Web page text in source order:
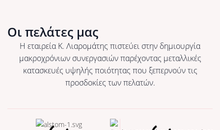
κόσμου.
Μάθετε περισσότερα
Οι πελάτες μας
Η εταιρεία Κ. Λιαρομάτης πιστεύει στην δημιουργία
μακροχρόνιων συνεργασιών παρέχοντας μεταλλικές
κατασκευές υψηλής ποιότητας που ξεπερνούν τις
προσδοκίες των πελατών.